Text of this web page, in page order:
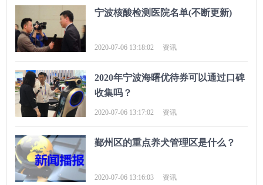
宁波核酸检测医院名单(不断更新)
2020-07-06 13:18:02 资讯
2020年宁波海曙优待券可以通过口碑
收集吗？
2020-07-06 13:17:02 资讯
鄞州区的重点养犬管理区是什么？
2020-07-06 13:16:03 资讯